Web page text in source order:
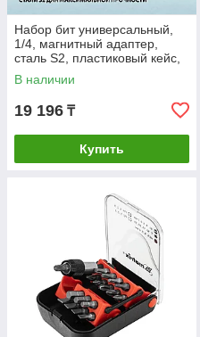
Набор бит универсальный,
1/4, магнитный адаптер,
сталь S2, пластиковый кейс,
33 предмета Gross
В наличии
19 196 ₸
Купить